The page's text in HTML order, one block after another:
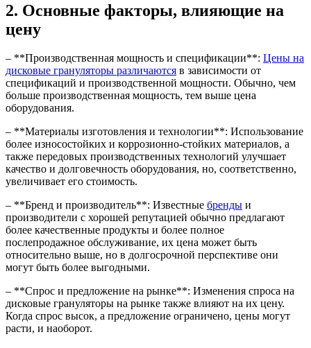
2. Основные факторы, влияющие на
цену
– **Производственная мощность и спецификации**: Цены на
дисковые грануляторы различаются в зависимости от
спецификаций и производственной мощности. Обычно, чем
больше производственная мощность, тем выше цена
оборудования.
– **Материалы изготовления и технологии**: Использование
более износостойких и коррозионно-стойких материалов, а
также передовых производственных технологий улучшает
качество и долговечность оборудования, но, соответственно,
увеличивает его стоимость.
– **Бренд и производитель**: Известные бренды и
производители с хорошей репутацией обычно предлагают
более качественные продукты и более полное
послепродажное обслуживание, их цена может быть
относительно выше, но в долгосрочной перспективе они
могут быть более выгодными.
– **Спрос и предложение на рынке**: Изменения спроса на
дисковые грануляторы на рынке также влияют на их цену.
Когда спрос высок, а предложение ограничено, цены могут
расти, и наоборот.